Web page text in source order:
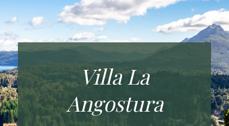
Villa La
Angostura